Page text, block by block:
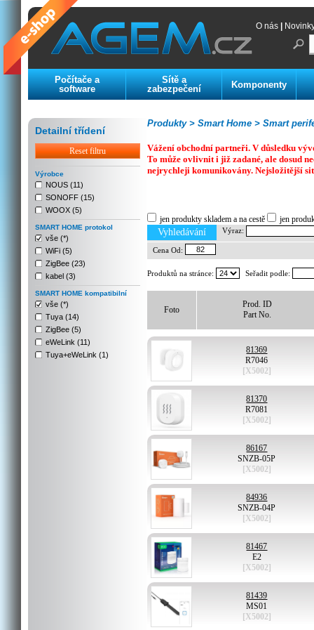
O nás
Počítače a
software
Sítě a
zabezpečení
Komponenty
Detailní třídení
Reset filtru
Výrobce
NOUS (11)
SONOFF (15)
WOOX (5)
SMART HOME protokol
vše (*)
WiFi (5)
ZigBee (23)
kabel (3)
SMART HOME kompatibilní
vše (*)
Tuya (14)
ZigBee (5)
eWeLink (11)
Tuya+eWeLink (1)
Smart
Smart Home >
Produkty >
Vážení obchodní partneři. V důsledku
To může ovlivnit i již zadané, ale dosud
nejrychleji komunikovány. Nejsložitější
jen produkty skladem a na cestě jen
Vyhledávání Výraz:
Cena Od:
Produktů na stránce: Seřadit podle:
Foto
Prod. ID
Part No.
81369
R7046
[X5002]
81370
R7081
[X5002]
86167
SNZB-05P
[X5002]
84936
SNZB-04P
[X5002]
81467
E2
[X5002]
81439
MS01
[X5002]